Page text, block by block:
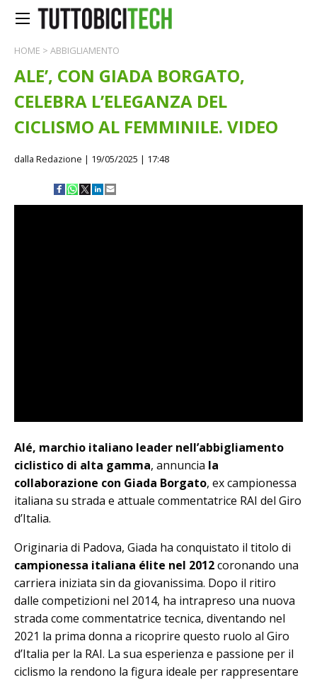
HOME > ABBIGLIAMENTO
ALE’, CON GIADA BORGATO,
CELEBRA L’ELEGANZA DEL
CICLISMO AL FEMMINILE. VIDEO
dalla Redazione | 19/05/2025 | 17:48
Alé, marchio italiano leader nell’abbigliamento
ciclistico di alta gamma, annuncia la
collaborazione con Giada Borgato, ex campionessa
italiana su strada e attuale commentatrice RAI del Giro
d’Italia.
Originaria di Padova, Giada ha conquistato il titolo di
campionessa italiana élite nel 2012coronando una
carriera iniziata sin da giovanissima. Dopo il ritiro
dalle competizioni nel 2014, ha intrapreso una nuova
strada come commentatrice tecnica, diventando nel
2021 la prima donna a ricoprire questo ruolo al Giro
d’Italia per la RAI. La sua esperienza e passione per il
ciclismo la rendono la figura ideale per rappresentare